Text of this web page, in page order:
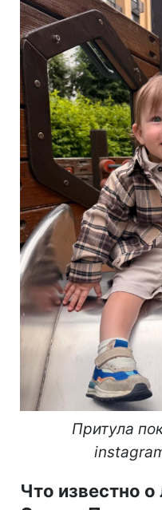
Притула
Что известно